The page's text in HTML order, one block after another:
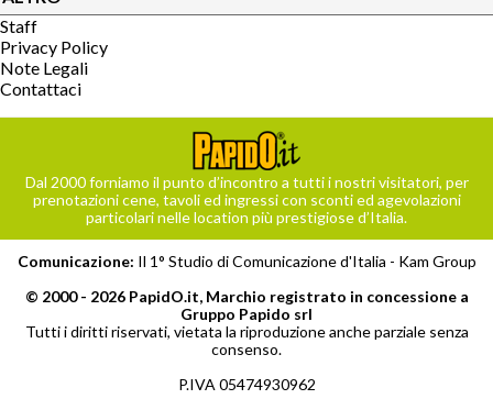
Staff
Privacy Policy
Note Legali
Contattaci
Dal 2000 forniamo il punto d’incontro a tutti i nostri visitatori, per
prenotazioni cene, tavoli ed ingressi con sconti ed agevolazioni
particolari nelle location più prestigiose d’Italia.
Comunicazione: Il 1° Studio di Comunicazione d'Italia - Kam Group
© 2000 - 2026 PapidO.it, Marchio registrato in concessione a
Gruppo Papido srl
Tutti i diritti riservati, vietata la riproduzione anche parziale senza
consenso.
P.IVA 05474930962